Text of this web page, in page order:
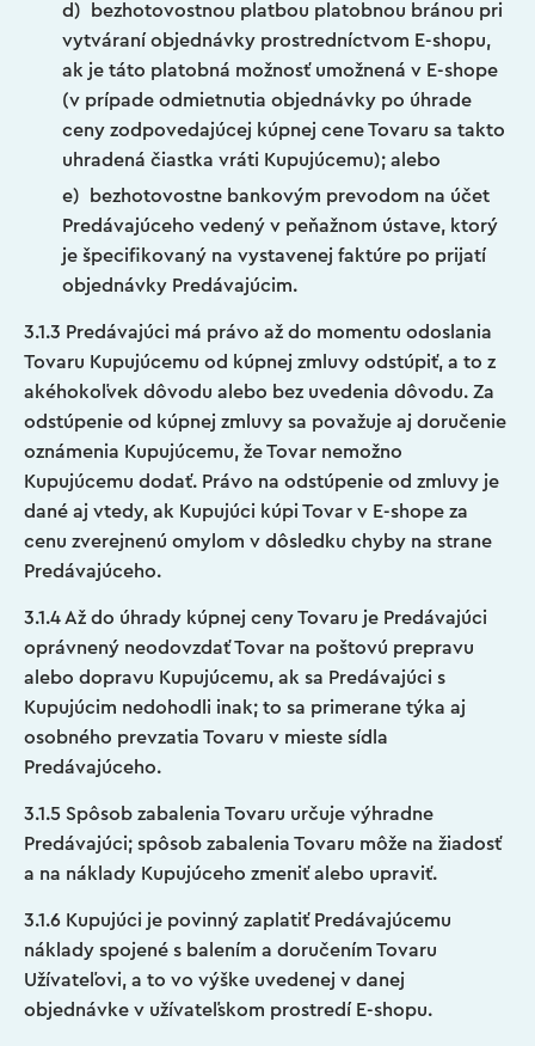
d) bezhotovostnou platbou platobnou bránou pri
vytváraní objednávky prostredníctvom E-shopu,
ak je táto platobná možnosť umožnená v E-shope
(v prípade odmietnutia objednávky po úhrade
ceny zodpovedajúcej kúpnej cene Tovaru sa takto
uhradená čiastka vráti Kupujúcemu); alebo
e) bezhotovostne bankovým prevodom na účet
Predávajúceho vedený v peňažnom ústave, ktorý
je špecifikovaný na vystavenej faktúre po prijatí
objednávky Predávajúcim.
3.1.3 Predávajúci má právo až do momentu odoslania
Tovaru Kupujúcemu od kúpnej zmluvy odstúpiť, a to z
akéhokoľvek dôvodu alebo bez uvedenia dôvodu. Za
odstúpenie od kúpnej zmluvy sa považuje aj doručenie
oznámenia Kupujúcemu, že Tovar nemožno
Kupujúcemu dodať. Právo na odstúpenie od zmluvy je
dané aj vtedy, ak Kupujúci kúpi Tovar v E-shope za
cenu zverejnenú omylom v dôsledku chyby na strane
Predávajúceho.
3.1.4 Až do úhrady kúpnej ceny Tovaru je Predávajúci
oprávnený neodovzdať Tovar na poštovú prepravu
alebo dopravu Kupujúcemu, ak sa Predávajúci s
Kupujúcim nedohodli inak; to sa primerane týka aj
osobného prevzatia Tovaru v mieste sídla
Predávajúceho.
3.1.5 Spôsob zabalenia Tovaru určuje výhradne
Predávajúci; spôsob zabalenia Tovaru môže na žiadosť
a na náklady Kupujúceho zmeniť alebo upraviť.
3.1.6 Kupujúci je povinný zaplatiť Predávajúcemu
náklady spojené s balením a doručením Tovaru
Užívateľovi, a to vo výške uvedenej v danej
objednávke v užívateľskom prostredí E-shopu.